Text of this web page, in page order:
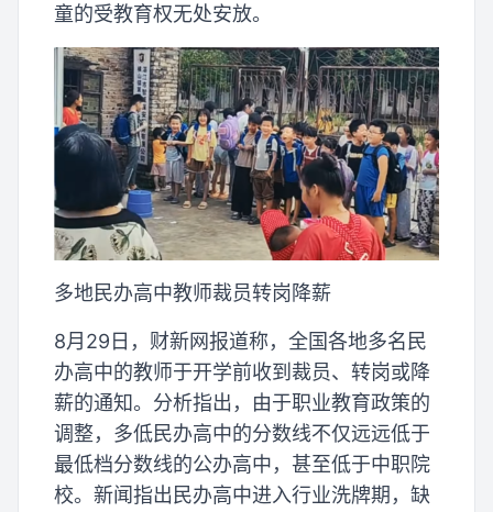
童的受教育权无处安放。
多地民办高中教师裁员转岗降薪
8月29日，财新网报道称，全国各地多名民
办高中的教师于开学前收到裁员、转岗或降
薪的通知。分析指出，由于职业教育政策的
调整，多低民办高中的分数线不仅远远低于
最低档分数线的公办高中，甚至低于中职院
校。新闻指出民办高中进入行业洗牌期，缺